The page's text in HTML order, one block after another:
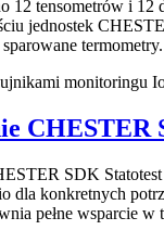
12 tensometrów i 12
jednostek
termometry.
CHESTER
SDK
dla konkretnych
pełne wsparcie w